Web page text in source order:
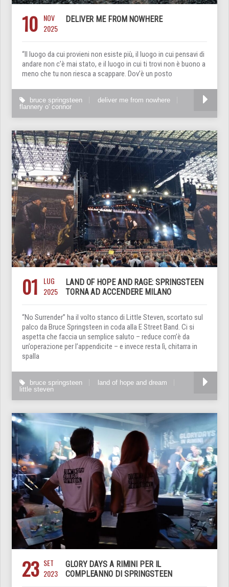
10 NOV
2025
DELIVER ME FROM NOWHERE
“Il luogo da cui provieni non esiste più, il luogo in cui pensavi di
andare non c’è mai stato, e il luogo in cui ti trovi non è buono a
meno che tu non riesca a scappare. Dov’è un posto
bruce springsteen
deliver me from nowhere
flannery o' connor
01
LUG
2025
LAND OF HOPE AND RAGE: SPRINGSTEEN
TORNA AD ACCENDERE MILANO
“No Surrender” ha il volto stanco di Little Steven, scortato sul
palco da Bruce Springsteen in coda alla E Street Band. Ci si
aspetta che faccia un semplice saluto – reduce com’è da
un’operazione per l’appendicite – e invece resta lì, chitarra in
spalla
bruce springsteen
land of hope and dream
little steven
23 SET
2023
GLORY DAYS A RIMINI PER IL
COMPLEANNO DI SPRINGSTEEN